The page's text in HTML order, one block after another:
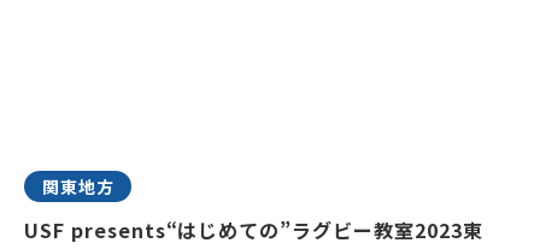
関東地方
USF presents“はじめての”ラグビー教室2023東